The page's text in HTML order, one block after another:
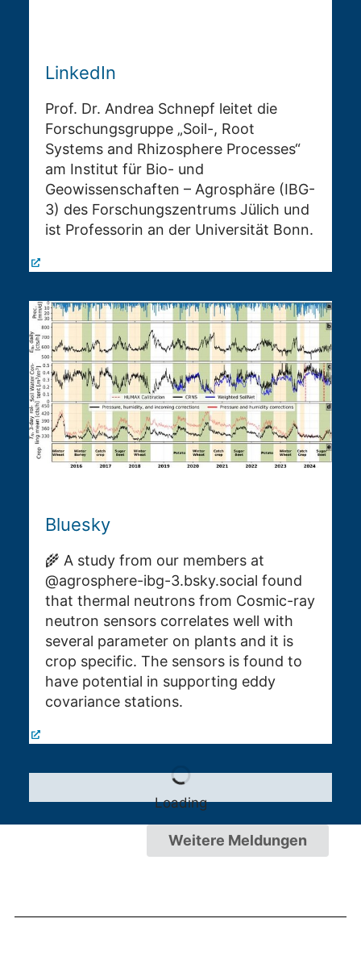
LinkedIn
Prof. Dr. Andrea Schnepf leitet die
Forschungsgruppe „Soil-, Root
Systems and Rhizosphere Processes“
am Institut für Bio- und
Geowissenschaften – Agrosphäre (IBG-
3) des Forschungszentrums Jülich und
ist Professorin an der Universität Bonn.
Bluesky
🌾 A study from our members at
@agrosphere-ibg-3.bsky.social found
that thermal neutrons from Cosmic-ray
neutron sensors correlates well with
several parameter on plants and it is
crop specific. The sensors is found to
have potential in supporting eddy
covariance stations.
Loading
Weitere Meldungen